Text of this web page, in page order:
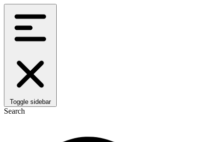
Toggle sidebar
Search